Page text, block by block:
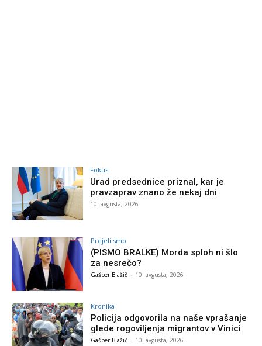
Fokus
Urad predsednice priznal, kar je
pravzaprav znano že nekaj dni
10. avgusta, 2026
Prejeli smo
(PISMO BRALKE) Morda sploh ni šlo
za nesrečo?
Gašper Blažič - 10. avgusta, 2026
Kronika
Policija odgovorila na naše vprašanje
glede rogoviljenja migrantov v Vinici
Gašper Blažič - 10. avgusta, 2026